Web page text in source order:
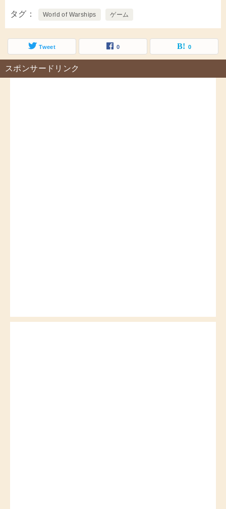
タグ World of Warships ゲーム
Tweet 0 0
スポンサードリンク